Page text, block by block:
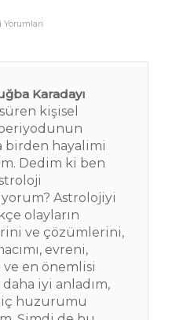
Karadayı
kişisel
birden hayalimi
Dedim ki ben
Astrolojiyi
olayların
ve çözümlerini,
evreni,
ve en önemlisi
iyi anladım,
huzurumu